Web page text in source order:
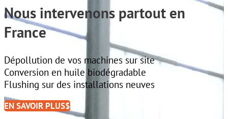
Nous intervenons partout en
France
Dépollution de vos machines sur site
Conversion en huile biodégradable
Flushing sur des installations neuves
EN SAVOIR PLUS